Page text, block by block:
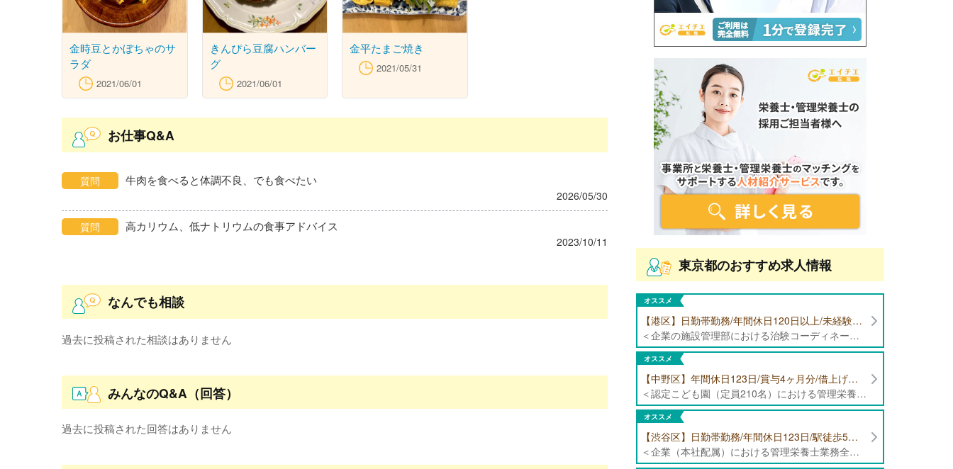
金時豆とかぼちゃのサ
ラダ
2021/06/01
きんぴら豆腐ハンバー
グ
2021/06/01
金平たまご焼き
2021/05/31
お仕事Q&A
質問 牛肉を食べると体調不良、でも食べたい
2026/05/30
質問 高カリウム、低ナトリウムの食事アドバイス
2023/10/11
なんでも相談
過去に投稿された相談はありません
みんなのQ&A（回答）
過去に投稿された回答はありません
東京都のおすすめ求人情報
オススメ
【港区】日勤帯勤務/年間休日120日以上/未経験者歓迎/健康食品の臨床試験に携わる管理栄養士・栄養士の治験コーディネーター募集！
＜企業の施設管理部における治験コーディネーター業務全般＞ ・健康食品の臨床試験に伴う指導 ・スケジュール調整等の被験者管理 ・データ収集、書類作成 ・医療機関にて被験者への説明や誘導 ・栄養指導、栄養計算
オススメ
【中野区】年間休日123日/賞与4ヶ月分/借上げ住宅制度あり 認定こども園（定員210名）にて管理栄養士・栄養士募集！
＜認定こども園（定員210名）における管理栄養士・栄養士業務全般＞ ・管理栄養士、栄養士業務全般
オススメ
【渋谷区】日勤帯勤務/年間休日123日/駅徒歩5分/企業（本社配属）にて管理栄養士募集！
＜企業（本社配属）における管理栄養士業務全般＞ ・本社および在宅（週1日程度）で、運営・受託する保育園（約50箇所）の管理栄養士・マネジメント業務全般 ・調理指導、育成 ・調理代行※欠員時 ・衛生管理 ・献立作成 ・食材発注 ・園長、調理スタッフとの給食会議 ・クライアント企業との給食会議（食育等の企画提案） ・採用業務（面接・施設見学同行）など ・担当保育園の定期巡回（直行やオンライン対応あり） ※23区内の認可保育園や、事業所内保育園（市川市、古河市、厚木市・追浜等）